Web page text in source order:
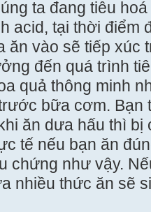
ta đang tiêu
acid, tại thời điểm
ăn vào sẽ tiếp xúc
đến quá trình
quả thông minh
bữa cơm.
ăn dưa hấu thì
tế nếu bạn ăn
chứng như vậy.
nhiều thức ăn sẽ